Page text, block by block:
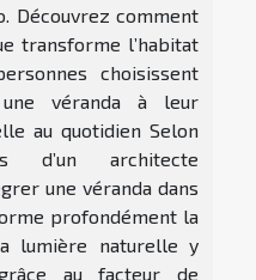
Découvrez comment
transforme l’habitat
choisissent
une véranda à leur
au quotidien Selon
d’un architecte
une véranda dans
profondément la
lumière naturelle y
au facteur de